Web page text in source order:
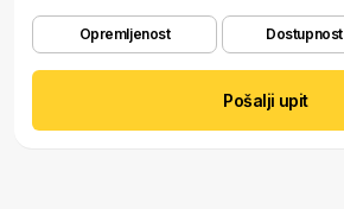
Opremljenost Dostupnost
Pošalji upit